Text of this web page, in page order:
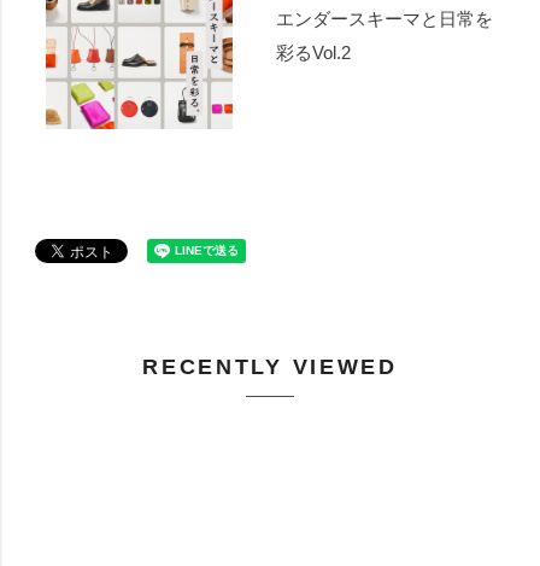
エンダースキーマと日常を
彩るVol.2
RECENTLY VIEWED